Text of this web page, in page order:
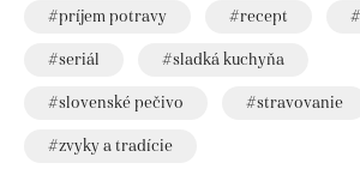
príjem potravy recept
seriál sladká kuchyňa
slovenské pečivo stravovanie
zvyky a tradície